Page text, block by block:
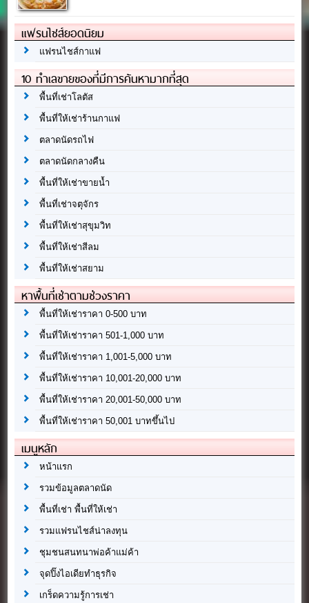
แฟรนไชส์ยอดนิยม
แฟรนไชส์กาแฟ
10 ทำเลขายของที่มีการค้นหามากที่สุด
พื้นที่เช่าโลตัส
พื้นที่ให้เช่าร้านกาแฟ
ตลาดนัดรถไฟ
ตลาดนัดกลางคืน
พื้นที่ให้เช่าขายน้ำ
พื้นที่เช่าจตุจักร
พื้นที่ให้เช่าสุขุมวิท
พื้นที่ให้เช่าสีลม
พื้นที่ให้เช่าสยาม
หาพื้นที่เช่าตามช่วงราคา
พื้นที่ให้เช่าราคา 0-500 บาท
พื้นที่ให้เช่าราคา 501-1,000 บาท
พื้นที่ให้เช่าราคา 1,001-5,000 บาท
พื้นที่ให้เช่าราคา 10,001-20,000 บาท
พื้นที่ให้เช่าราคา 20,001-50,000 บาท
พื้นที่ให้เช่าราคา 50,001 บาทขึ้นไป
เมนูหลัก
หน้าแรก
รวมข้อมูลตลาดนัด
พื้นที่เช่า พื้นที่ให้เช่า
รวมแฟรนไชส์น่าลงทุน
ชุมชนสนทนาพ่อค้าแม่ค้า
จุดปิ๊งไอเดียทำธุรกิจ
เกร็ดความรู้การเช่า